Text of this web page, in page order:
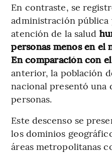
En contraste, se
administración pública
atención de la salud
personas menos en el
En comparación con
anterior, la población
nacional presentó una
personas.
Este descenso se
los dominios
áreas metropolitanas